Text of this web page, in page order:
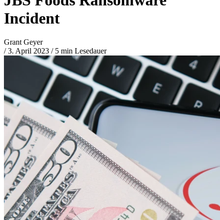
Incident
Grant Geyer
/ 3. April 2023 /5 min Lesedauer